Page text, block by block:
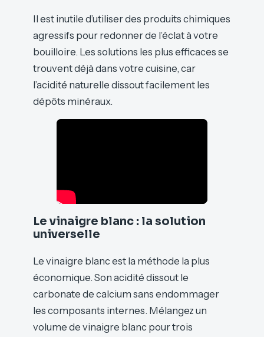
Il est inutile d’utiliser des produits chimiques
agressifs pour redonner de l’éclat à votre
bouilloire. Les solutions les plus efficaces se
trouvent déjà dans votre cuisine, car
l’acidité naturelle dissout facilement les
dépôts minéraux.
Le vinaigre blanc : la solution
universelle
Le vinaigre blanc est la méthode la plus
économique. Son acidité dissout le
carbonate de calcium sans endommager
les composants internes. Mélangez un
volume de vinaigre blanc pour trois